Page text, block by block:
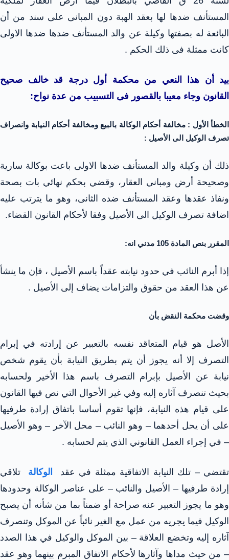
المستأنف ضدها لها بعقد الهبة دون المبانى على سند من أن
البائعة له بصفتها وكيلة عن والد المستأنف ضدها ضدها الاولى
كانت ممثلة فى ذلك الحكم .
بيد أن هذا النعي من محكمة أول درجة قد خالف صحيح
القانون وجاء معيبا بالقصور فى التسبيب من عدة نواح:
الخطأ الأول : مخالفة أحكام الوكالة بالبيع ومخالفة أحكام النيابة وانصراف
تصرف الوكيل الى الأصيل :
ذلك أن وكيلة والد المستأنف ضدها الاولى باعت بوكالة سارية
وصحيحة أرض ومباني العقار، وقضي بحكم نهائي بات بصحة
ونفاذ عقدها وعقد المستأنف ضده الثانى، وهو ما يترتب عليه
اضافة تصرف الوكيل الى الأصيل وفقا لأحكام القانون القضاء.
المقرر بنص المادة 105 مدني انه:
إذا أبرم النائب في حدود نيابته عقداً باسم الأصيل ، فإن ما ينشأ
عن هذا العقد من حقوق والتزامات يضاف إلى الأصيل .
وقضت محكمة النقض بأن
الأصل هو قيام المتعاقد نفسه بالتعبير عن إرادته في إبرام
التصرف إلا أنه يجوز أن يتم بطريق النيابة بأن يقوم شخص
نيابة عن الأصيل بإبرام التصرف باسم هذا الأخير ولحسابه
بحيث تنصرف آثاره إليه وفي غير الأحوال التي نص فيها القانون
على قيام هذه النيابة، فإنها تقوم أساسا باتفاق إرادة طرفيها
على أن يحل أحدهما – وهو النائب – محل الآخر – وهو الأصيل
– في إجراء العمل القانوني الذي يتم لحسابه .
تقتضي – تلك النيابة الاتفاقية ممثلة في عقد الوكالة تلاقي
إرادة طرفيها – الأصيل والنائب – على عناصر الوكالة وحدودها
وهو ما يجوز التعبير عنه صراحة أو ضمناً بما من شأنه أن يصبح
الوكيل فيما يجريه من عمل مع الغير نائباً عن الموكل وتنصرف
آثاره إليه وتخضع العلاقة – بين الموكل والوكيل في هذا الصدد
– من حيث مداها وآثارها لأحكام الاتفاق المبرم بينهما وهو عقد